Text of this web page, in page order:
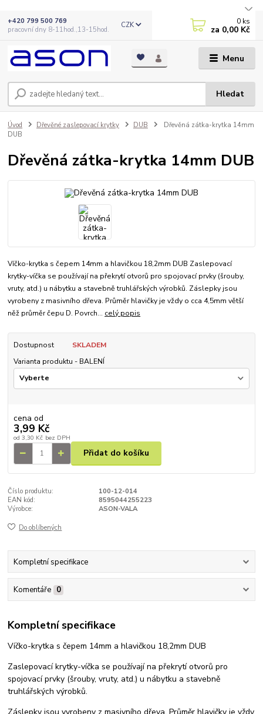
Menu
CZK
Hledat
+420 799 500 769
pracovní dny 8-11hod.,13-15hod.
0 ks
za 0,00 Kč
Úvod Dřevěné zaslepovací krytky DUB
Dřevěná zátka-krytka 14mm
DUB
Dřevěná zátka-krytka 14mm DUB
Víčko-krytka s čepem 14mm a hlavičkou 18,2mm DUB Zaslepovací
krytky-víčka se používají na překrytí otvorů pro spojovací prvky (šrouby,
vruty, atd.) u nábytku a stavebně truhlářských výrobků. Záslepky jsou
vyrobeny z masivního dřeva. Průměr hlavičky je vždy o cca 4,5mm větší
něž průměr čepu D. Povrch... celý popis
Dostupnost
SKLADEM
Varianta produktu - BALENÍ
cena od
3,99 Kč
od 3,30 Kč bez DPH
Přidat do košíku
Číslo produktu:
100-12-014
EAN kód:
8595044255223
Výrobce:
ASON-VALA
Do oblíbených
Kompletní specifikace
Komentáře 0
Kompletní specifikace
Víčko-krytka s čepem 14mm a hlavičkou 18,2mm DUB
Zaslepovací krytky-víčka se používají na překrytí otvorů pro
spojovací prvky (šrouby, vruty, atd.) u nábytku a stavebně
truhlářských výrobků.